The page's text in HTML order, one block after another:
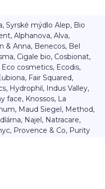
Syrské mýdlo Alep, Bio
Alphanova, Alva,
& Anna, Benecos, Bel
Cigale bio, Cosbionat,
cosmetics, Ecodis,
Fair Squared,
Hydrophil, Indus Valley,
face, Knossos, La
Maud Siegel, Method,
Najel, Natracare,
Provence & Co, Purity